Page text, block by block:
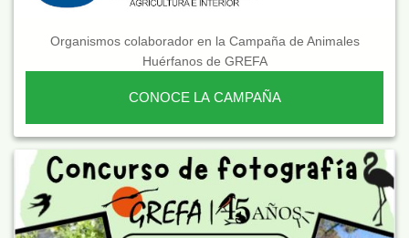
Organismos colaborador en la Campaña de Animales
Huérfanos de GREFA
CONOCE LA CAMPAÑA